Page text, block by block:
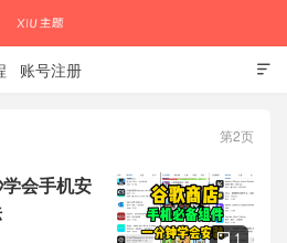
下载注册教程

账号注册
第2页
会手机安
 1